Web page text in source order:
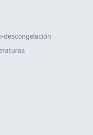
descongelación